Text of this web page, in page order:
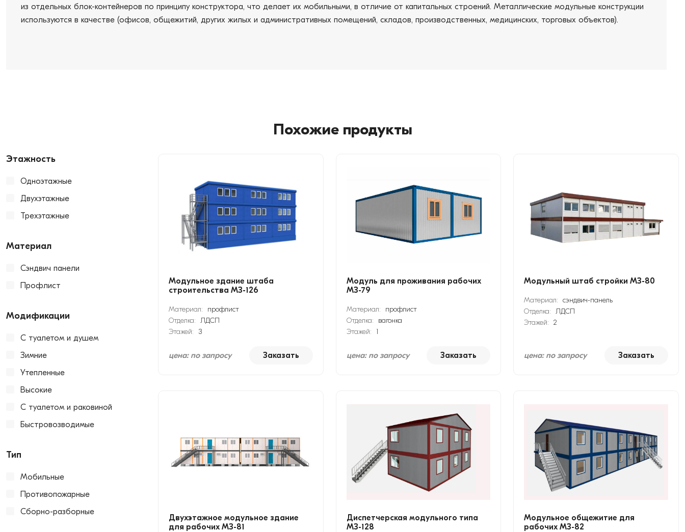
из отдельных блок-контейнеров по принципу конструктора, что делает их мобильными, в отличие от капитальных строений. Металлические модульные конструкции
используются в качестве (офисов, общежитий, других жилых и административных помещений, складов, производственных, медицинских, торговых объектов).
Похожие продукты
Этажность
Одноэтажные
Двухэтажные
Трехэтажные
Материал
Сэндвич панели
Профлист
Модификации
С туалетом и душем
Зимние
Утепленные
Высокие
С туалетом и раковиной
Быстровозводимые
Тип
Мобильные
Противопожарные
Сборно-разборные
Модульное здание штаба
строительства МЗ-126
Материал:
профлист
Отделка: ЛДСП
Этажей:
3
цена: по запросу Заказать
Модуль для проживания рабочих
МЗ-79
Материал:
профлист
Отделка:
вагонка
Этажей:
1
цена: по запросу Заказать
Модульный штаб стройки МЗ-80
Материал:
сэндвич-панель
Отделка:
ЛДСП
Этажей:
2
цена: по запросу Заказать
Двухэтажное модульное здание
для рабочих МЗ-81
Диспетчерская модульного типа
МЗ-128
Модульное общежитие для
рабочих МЗ-82